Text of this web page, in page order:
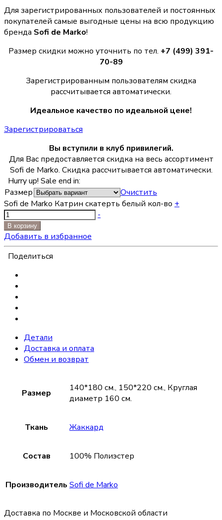
Для зарегистрированных пользователей и постоянных
покупателей самые выгодные цены на всю продукцию
бренда Sofi de Marko!
Размер скидки можно уточнить по тел. +7 (499) 391-
70-89
Зарегистрированным пользователям скидка
рассчитывается автоматически.
Идеальное качество по идеальной цене!
Зарегистрироваться
Вы вступили в клуб привилегий.
Для Вас предоставляется скидка на весь ассортимент
Sofi de Marko. Скидка рассчитывается автоматически.
Hurry up! Sale end in:
Размер
Очистить
Sofi de Marko Катрин скатерть белый кол-во +
-
В корзину
Добавить в избранное
Поделиться
Детали
Доставка и оплата
Обмен и возврат
Размер
140*180 см., 150*220 см., Круглая
диаметр 160 см.
Ткань Жаккард
Состав 100% Полиэстер
Производитель Sofi de Marko
Доставка по Москве и Московской области